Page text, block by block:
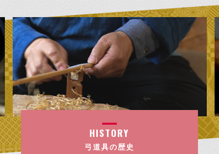
HISTORY
弓道具の歴史